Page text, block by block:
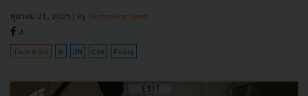
ตุลาคม 21, 2025 | By Techsauce Team
4
Tech & Biz AI UN CSA Policy